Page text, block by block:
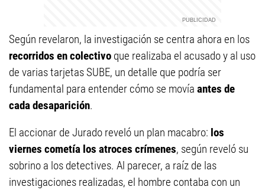
Según revelaron, la investigación se centra ahora en los
recorridos en colectivo que realizaba el acusado y al uso
de varias tarjetas SUBE, un detalle que podría ser
fundamental para entender cómo se movía antes de
cada desaparición.
El accionar de Jurado reveló un plan macabro: los
viernes cometía los atroces crímenes, según reveló su
sobrino a los detectives. Al parecer, a raíz de las
investigaciones realizadas, el hombre contaba con un